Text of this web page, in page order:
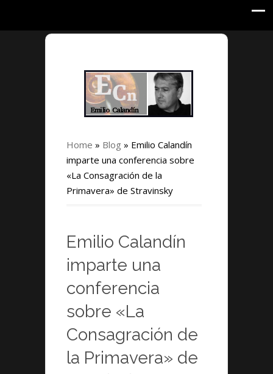
Home » Blog » Emilio Calandín
imparte una conferencia sobre
«La Consagración de la
Primavera» de Stravinsky
Emilio Calandín
imparte una
conferencia
sobre «La
Consagración de
la Primavera» de